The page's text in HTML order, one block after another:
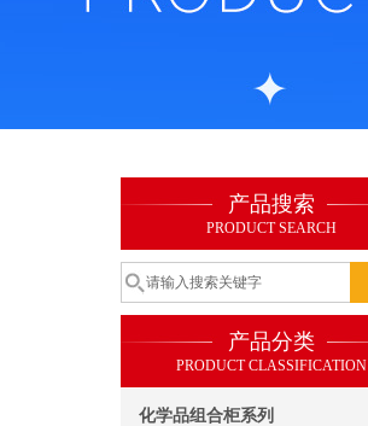
产品搜索
PRODUCT SEARCH
产品分类
PRODUCT CLASSIFICATION
化学品组合柜系列